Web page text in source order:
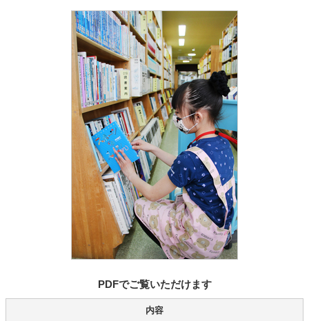
PDFでご覧いただけます
内容